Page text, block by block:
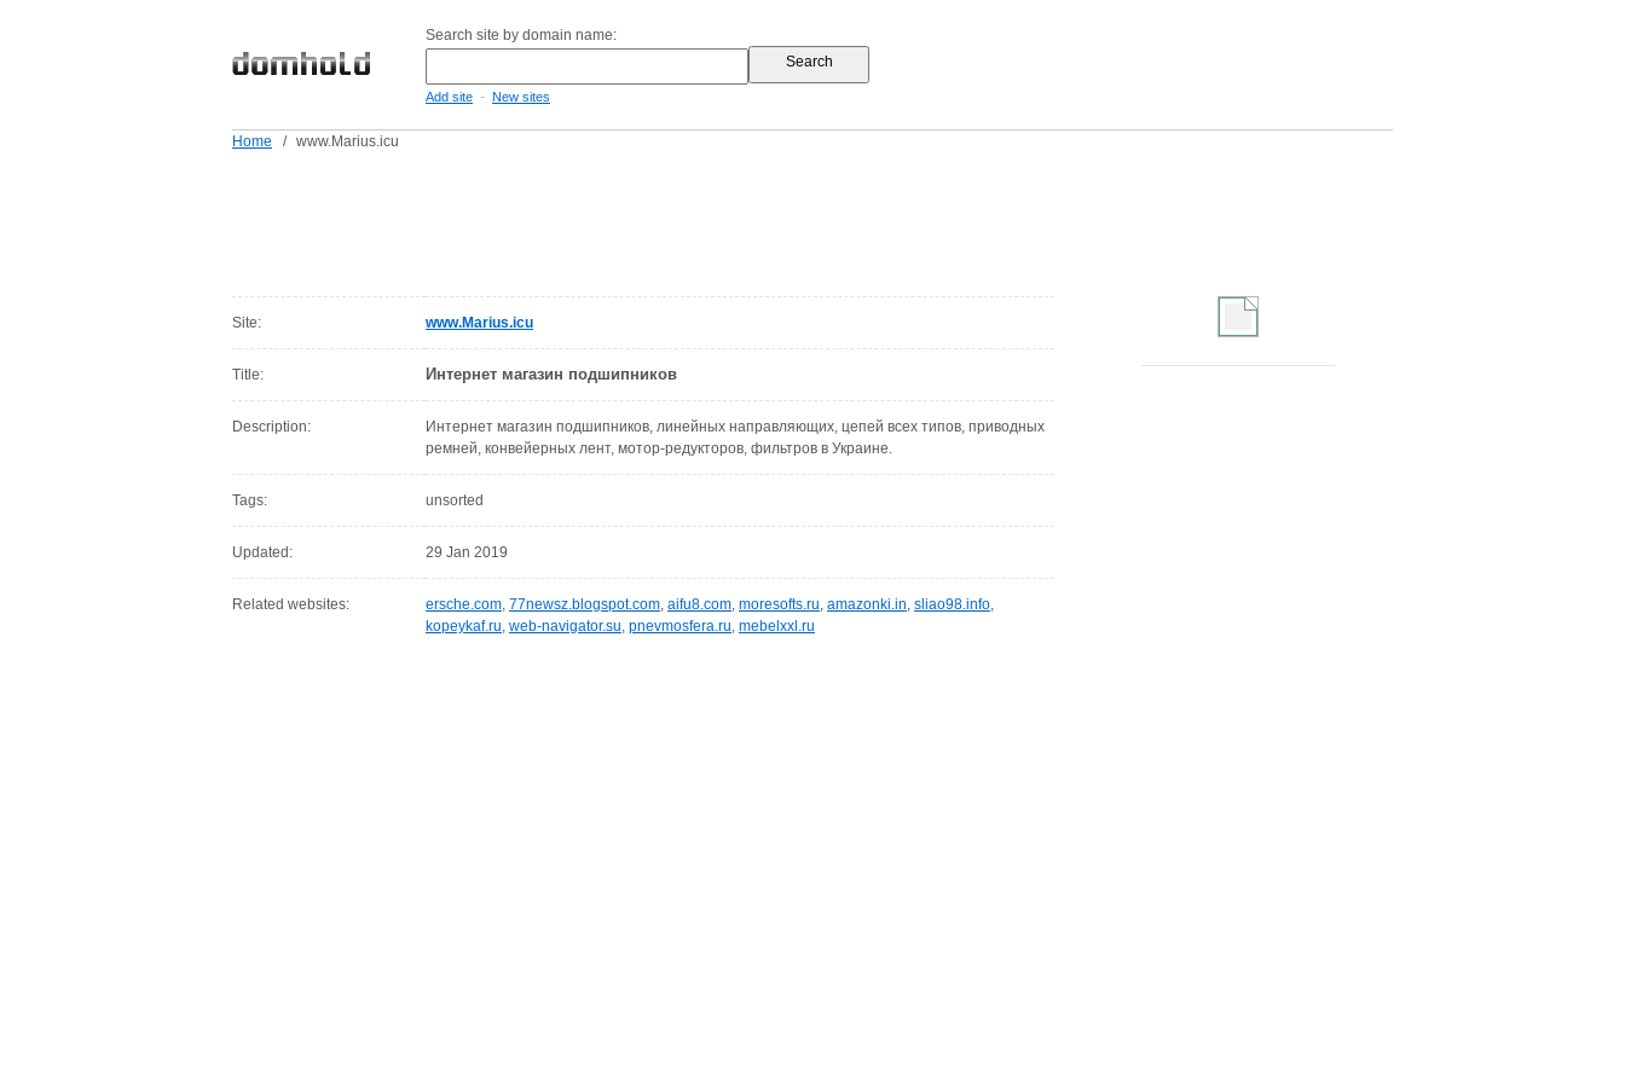
Search site by domain name:
Add site - New sites
Home / www.Marius.icu
Site: www.Marius.icu
Title: Интернет магазин подшипников
Description:
Интернет магазин подшипников, линейных направляющих, цепей всех типов, приводных
ремней, конвейерных лент, мотор-редукторов, фильтров в Украине.
Tags: unsorted
Updated: 29 Jan 2019
Related websites: ersche.com, 77newsz.blogspot.com, aifu8.com, moresofts.ru, amazonki.in, sliao98.info,
kopeykaf.ru, web-navigator.su, pnevmosfera.ru, mebelxxl.ru